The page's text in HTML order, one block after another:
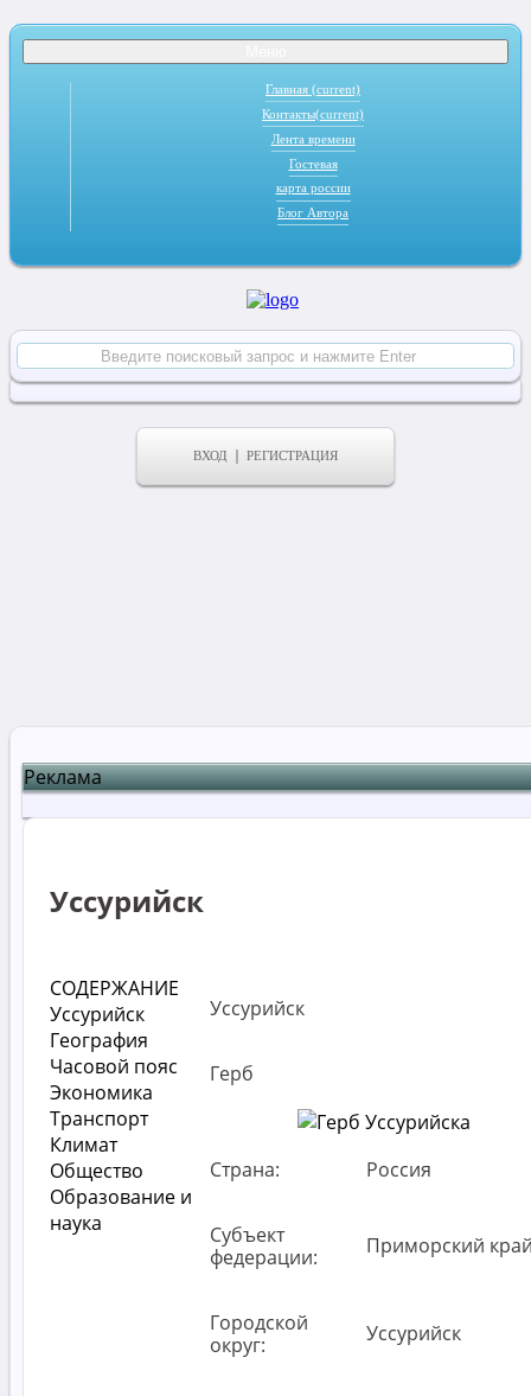
Главная (current)
Контакты(current)
Лента времени
Гостевая
карта россии
Блог Автора
ВХОД РЕГИСТРАЦИЯ
Реклама
Уссурийск
Уссурийск
Герб
Страна: Россия
Субъект
федерации:
Приморский
Городской
округ:
Уссурийск
СОДЕРЖАНИЕ
Уссурийск
География
Часовой пояс
Экономика
Транспорт
Климат
Общество
Образование и
наука